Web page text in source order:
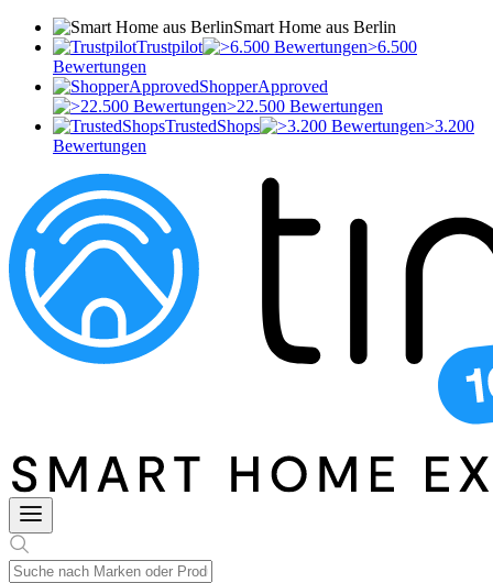
Smart Home aus Berlin
Trustpilot
>6.500
Bewertungen
ShopperApproved
>22.500 Bewertungen
TrustedShops
>3.200
Bewertungen